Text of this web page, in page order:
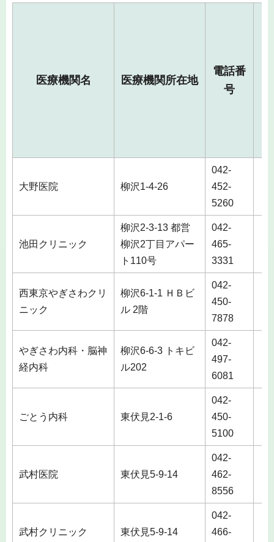
医療機関名 医療機関所在地
電話番
号
大野医院 柳沢1-4-26
042-
452-
5260
池田クリニック
柳沢2-3-13 都営
柳沢2丁目アパー
ト110号
042-
465-
3331
西東京やぎさわクリ
ニック
柳沢6-1-1 ＨＢビ
ル 2階
042-
450-
7878
やぎさわ内科・脳神
経内科
柳沢6-6-3 トキビ
ル202
042-
497-
6081
ごとう内科 東伏見2-1-6
042-
450-
5100
武村医院 東伏見5-9-14
042-
462-
8556
武村クリニック 東伏見5-9-14
042-
466-